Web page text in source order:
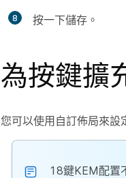
8 按一下儲存 。
為按鍵擴
您可以使用自訂佈局來設
18鍵KEM配置